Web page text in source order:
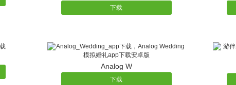
下载
Analog W
下载